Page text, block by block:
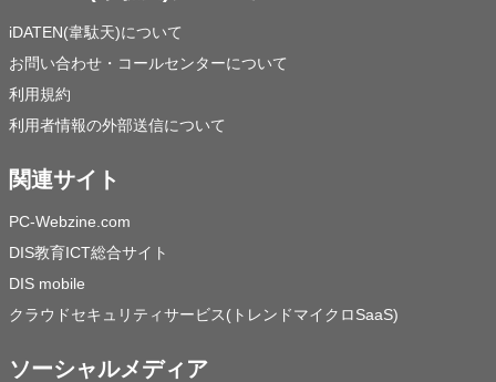
iDATEN(韋駄天)について
お問い合わせ・コールセンターについて
利用規約
利用者情報の外部送信について
関連サイト
PC-Webzine.com
DIS教育ICT総合サイト
DIS mobile
クラウドセキュリティサービス(トレンドマイクロSaaS)
ソーシャルメディア